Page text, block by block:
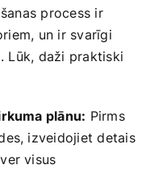
process ir
un ir svarīgi
Lūk, daži praktiski
plānu: Pirms
izveidojiet‍ detais
visus